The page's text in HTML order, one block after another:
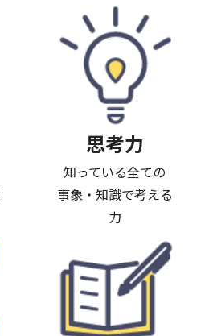
思考力
知っている全ての
事象・知識で考える
力